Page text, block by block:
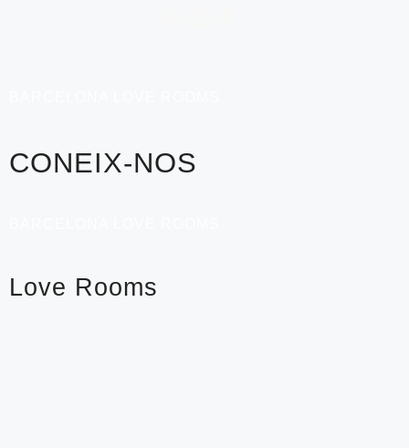
CONEIX-NOS
Love Rooms